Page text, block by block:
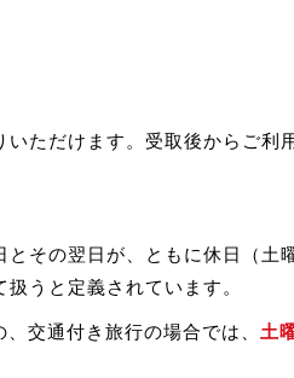
ただけます。受取後からご利
その翌日が、ともに休日（土
うと定義されています。
交通付き旅行の場合では、 土